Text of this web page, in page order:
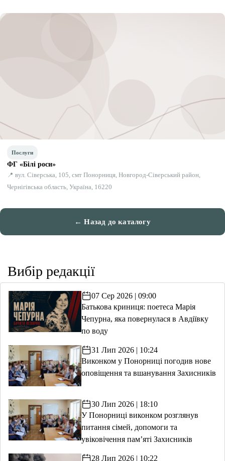
Послуги
ФГ «Білі роси»
📍 вул. Сіверська, 105, смт Понорниця, Новгород-Сіверський район,
Чернігівська область, Україна, 16220
← Назад до каталогу
Вибір редакції
07 Сер 2026 | 09:00
Батькова криниця: поетеса Марія
Чепурна, яка повернулася в Авдіївку
по воду
31 Лип 2026 | 10:24
Виконком у Понорниці погодив нове
оповіщення та вшанування Захисників
30 Лип 2026 | 18:10
У Понорниці виконком розглянув
питання сімей, допомоги та
увіковічення пам’яті Захисників
28 Лип 2026 | 10:22